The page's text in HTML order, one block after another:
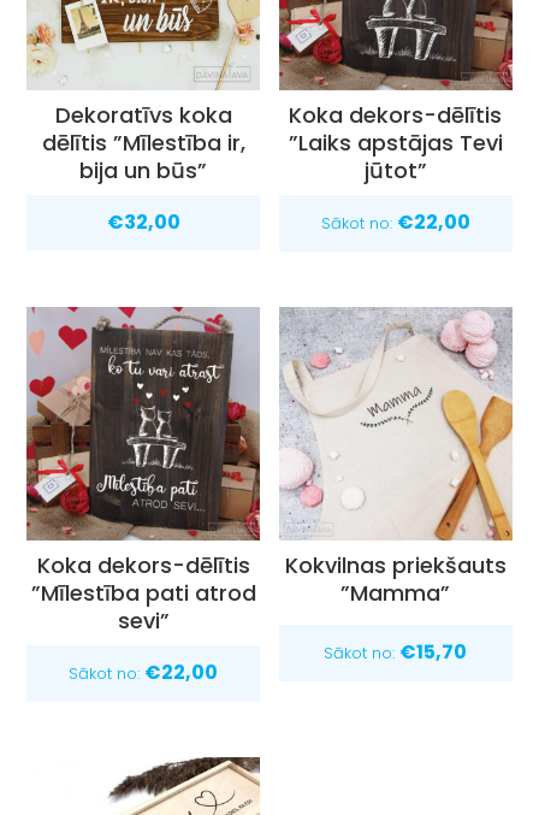
Dekoratīvs koka
dēlītis ”Mīlestība ir,
bija un būs”
€32,00
Koka dekors-dēlītis
”Laiks apstājas Tevi
jūtot”
Sākot no: €22,00
Koka dekors-dēlītis
”Mīlestība pati atrod
sevi”
Sākot no: €22,00
Kokvilnas priekšauts
”Mamma”
Sākot no: €15,70